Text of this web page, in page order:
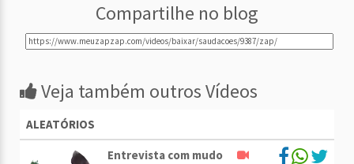
Compartilhe no blog
Veja também outros Vídeos
ALEATÓRIOS
Entrevista com mudo